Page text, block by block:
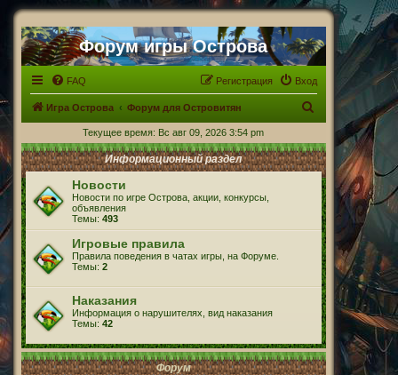
Форум игры Острова
FAQ Вход
Регистрация
Игра Острова Форум для Островитян
и
с
Текущее время: Вс авг 09, 2026 3:54 pm
Информационный раздел
Новости
Новости по игре Острова, акции, конкурсы,
объявления
Темы: 493
Игровые правила
Правила поведения в чатах игры, на Форуме.
Темы: 2
Наказания
Информация о нарушителях, вид наказания
Темы: 42
Форум